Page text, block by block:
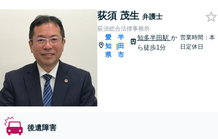
荻須 茂生 弁護士
荻須総合法律事務所
愛
知
県
|
半
田
市
知多半田駅 か
ら徒歩1分
営業時間：本
日定休日
後遺障害